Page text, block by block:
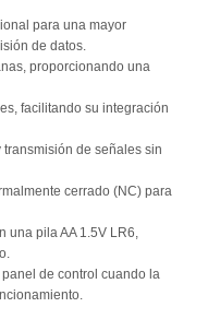
para una mayor
de datos.
proporcionando una
facilitando su integración
transmisión de señales sin
cerrado (NC) para
una pila AA 1.5V LR6,
panel de control cuando la